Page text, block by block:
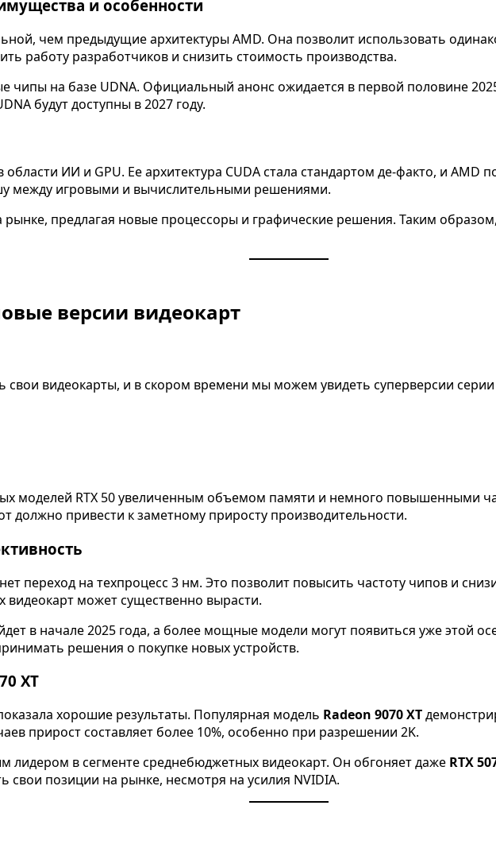
и особенности
чем предыдущие архитектуры AMD. Она позволит использовать
работу разработчиков и снизить стоимость производства.
чипы на базе UDNA. Официальный анонс ожидается в первой половине
будут доступны в 2027 году.
области ИИ и GPU. Ее архитектура CUDA стала стандартом де-факто, и
между игровыми и вычислительными решениями.
предлагая новые процессоры и графические решения. Таким
версии видеокарт
свои видеокарты, и в скором времени мы можем увидеть суперверсии серии
моделей RTX 50 увеличенным объемом памяти и немного повышенными
должно привести к заметному приросту производительности.
переход на техпроцесс 3 нм. Это позволит повысить частоту чипов и
видеокарт может существенно вырасти.
в начале 2025 года, а более мощные модели могут появиться уже этой
решения о покупке новых устройств.
XT
хорошие результаты. Популярная модель Radeon 9070 XT
прирост составляет более 10%, особенно при разрешении 2K.
лидером в сегменте среднебюджетных видеокарт. Он обгоняет даже RTX
свои позиции на рынке, несмотря на усилия NVIDIA.